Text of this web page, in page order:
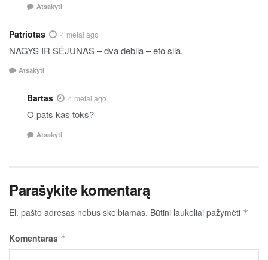
Atsakyti
Patriotas 4 metai ago
NAGYS IR SĖJŪNAS – dva debila – eto sila.
Atsakyti
Bartas 4 metai ago
O pats kas toks?
Atsakyti
Parašykite komentarą
El. pašto adresas nebus skelbiamas. Būtini laukeliai pažymėti *
Komentaras *